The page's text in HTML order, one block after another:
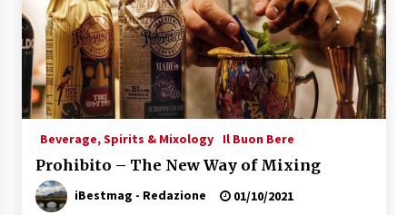
Speciale – Cinque Risi Italiani Top
04/03/2019
Speciale Vini Rosè Italiani
31/07/2018
Beverage, Spirits & Mixology Il Buon Bere
Prohibito – The New Way of Mixing
iBestmag - Redazione 01/10/2021